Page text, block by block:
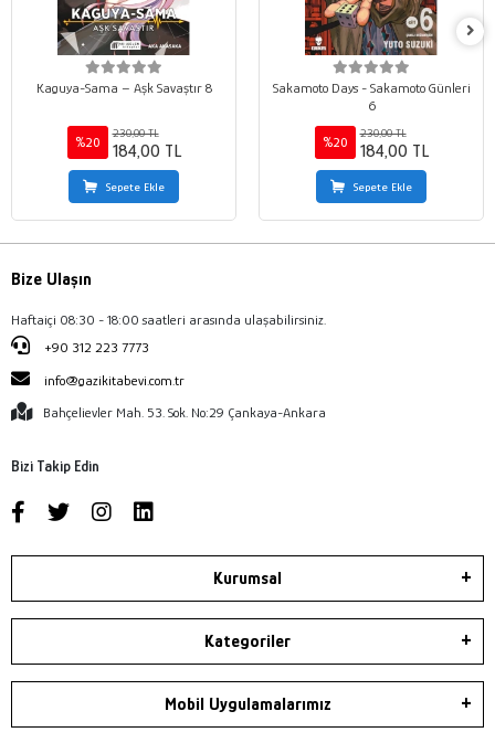
Kaguya-Sama – Aşk Savaştır 8
%20
230,00 TL
184,00 TL
Sepete Ekle
Sakamoto Days - Sakamoto Günleri
6
%20
230,00 TL
184,00 TL
Sepete Ekle
Bize Ulaşın
Haftaiçi 08:30 - 18:00 saatleri arasında ulaşabilirsiniz.
+90 312 223 7773
info@gazikitabevi.com.tr
Bahçelievler Mah. 53. Sok. No:29 Çankaya-Ankara
Bizi Takip Edin
Kurumsal
Kategoriler
Mobil Uygulamalarımız